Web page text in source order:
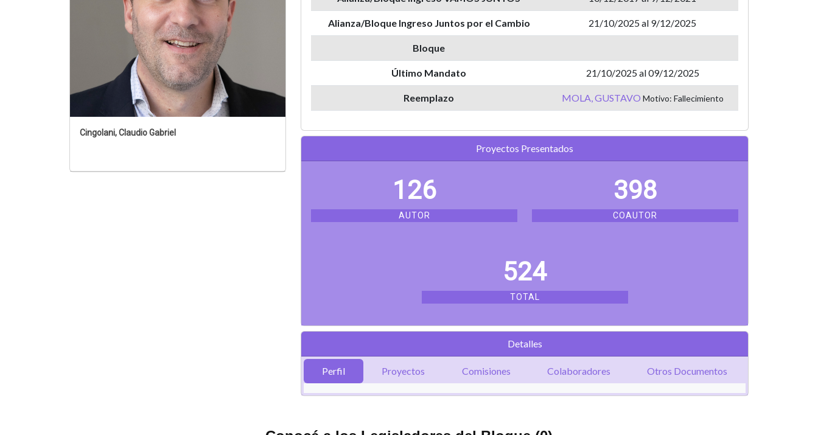
Cingolani, Claudio Gabriel
Alianza/Bloque Ingreso Juntos por el Cambio 21/10/2025 al 9/12/2025
Bloque
Último Mandato 21/10/2025 al 09/12/2025
Reemplazo MOLA, GUSTAVO Motivo: Fallecimiento
Proyectos Presentados
126
AUTOR
398
COAUTOR
524
TOTAL
Detalles
Perfil Proyectos Comisiones Colaboradores Otros Documentos